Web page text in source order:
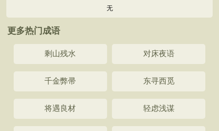
无
更多热门成语
剩山残水 对床夜语
千金弊帚 东寻西觅
将遇良材 轻虑浅谋